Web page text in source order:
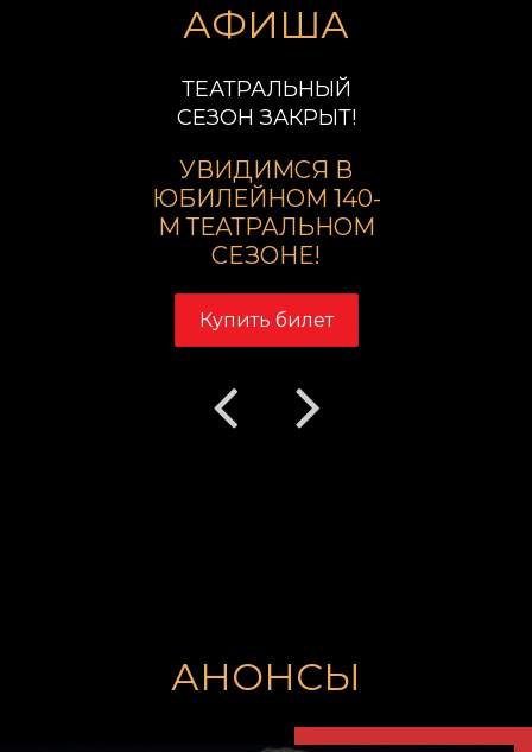
АФИША
ТЕАТРАЛЬНЫЙ
СЕЗОН ЗАКРЫТ!
УВИДИМСЯ В
ЮБИЛЕЙНОМ 140-
М ТЕАТРАЛЬНОМ
СЕЗОНЕ!
Купить билет
АНОНСЫ